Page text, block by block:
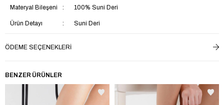
Materyal Bileşeni 100% Suni Deri
Ürün Detayı Suni Deri
Kumaş Teknolojisi
Taban Materyali Termoplastik
ÖDEME SEÇENEKLERI
BENZER ÜRÜNLER